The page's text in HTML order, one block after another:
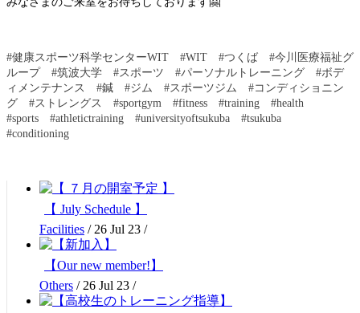
#健康スポーツ科学センターWIT　#WIT　#つくば　#今川医療福祉グ
ループ　#筑波大学　#スポーツ　#パーソナルトレーニング　#ボデ
ィメンテナンス　#鍼　#ジム　#スポーツジム　#コンディショニン
グ　#ストレングス　#sportgym　#fitness　#training　#health
#sports　#athletictraining　#universityoftsukuba　#tsukuba
#conditioning
【 July Schedule 】
Facilities /26 Jul 23 /
【Our new member!】
Others /26 Jul 23 /